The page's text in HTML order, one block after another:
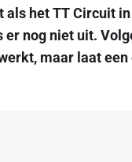
het TT Circuit
er nog niet uit.
maar laat